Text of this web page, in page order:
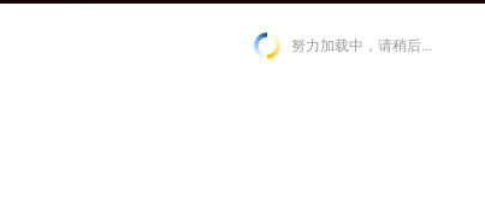
努力加载中，请稍后...